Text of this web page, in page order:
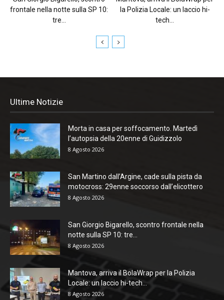
frontale nella notte sulla SP 10:
tre...
la Polizia Locale: un laccio hi-
tech...
Ultime Notizie
Morta in casa per soffocamento. Martedì
l’autopsia della 20enne di Guidizzolo
8 Agosto 2026
San Martino dall’Argine, cade sulla pista da
motocross: 29enne soccorso dall’elicottero
8 Agosto 2026
San Giorgio Bigarello, scontro frontale nella
notte sulla SP 10: tre...
8 Agosto 2026
Mantova, arriva il BolaWrap per la Polizia
Locale: un laccio hi-tech...
8 Agosto 2026